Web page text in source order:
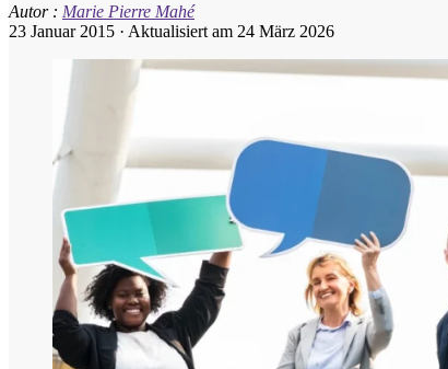
Autor : Marie Pierre Mahé
23 Januar 2015 · Aktualisiert am 24 März 2026